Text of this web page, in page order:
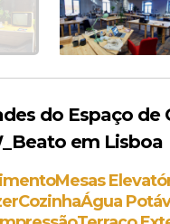
do Espaço de
em Lisboa
Mesas
CozinhaÁgua